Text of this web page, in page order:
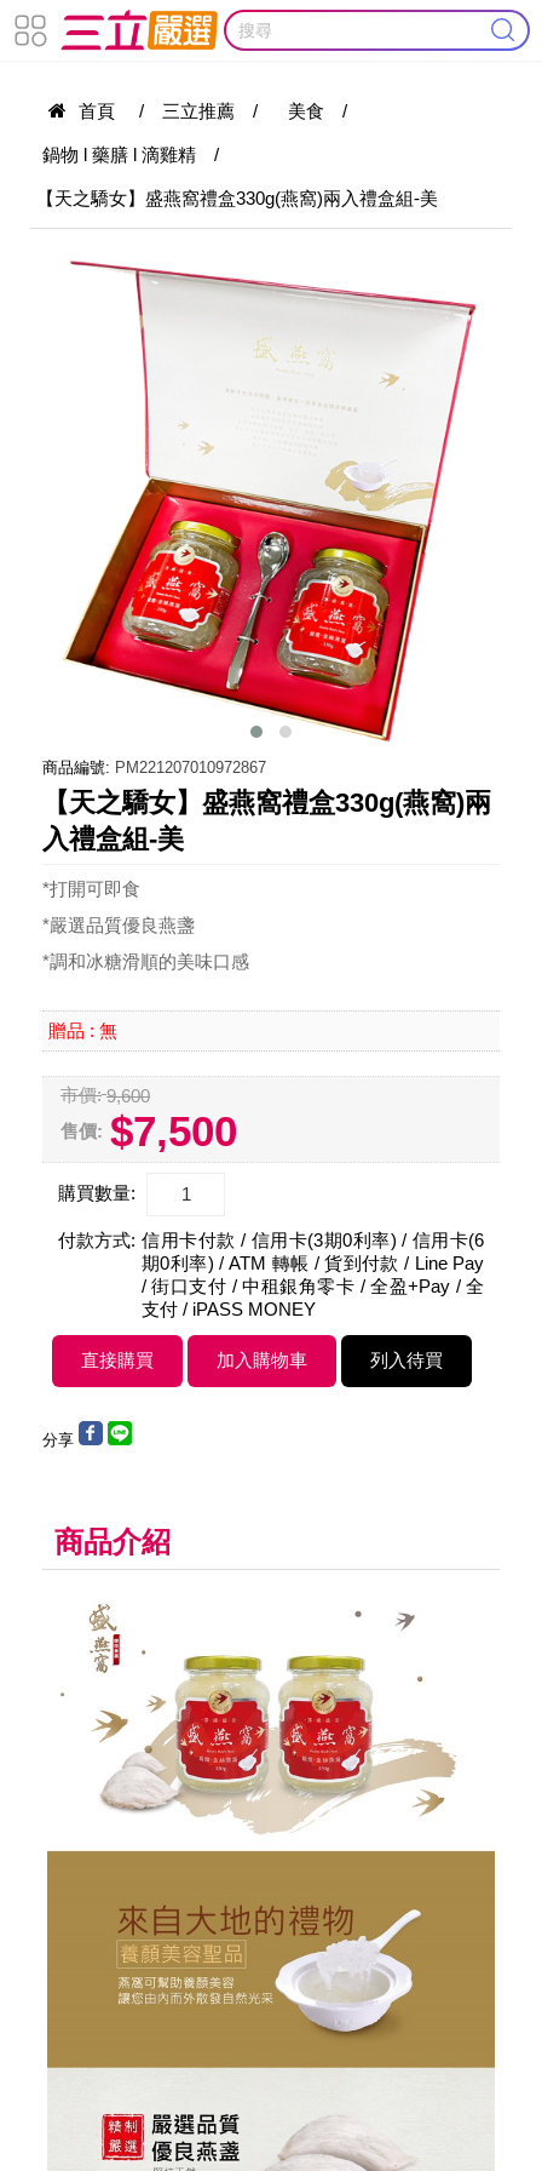
首頁 / 三立推薦 / 美食 /
鍋物 l 藥膳 l 滴雞精 /
【天之驕女】盛燕窩禮盒330g(燕窩)兩入禮盒組-美
商品編號: PM221207010972867
【天之驕女】盛燕窩禮盒330g(燕窩)兩
入禮盒組-美
*打開可即食
*嚴選品質優良燕盞
*調和冰糖滑順的美味口感
贈品 : 無
市價: 9,600
售價: $7,500
購買數量:
付款方式: 信用卡付款 / 信用卡(3期0利率) / 信用卡(6
期0利率) / ATM 轉帳 / 貨到付款 / Line Pay
/ 街口支付 / 中租銀角零卡 / 全盈+Pay / 全
支付 / iPASS MONEY
分享
商品介紹